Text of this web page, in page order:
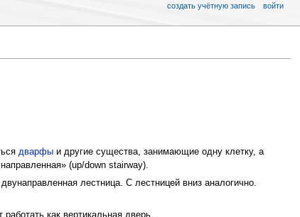
дварфыи другие существа, занимающие одну клетку, а
(up/down stairway).
лестница. С лестницей вниз аналогично.
как вертикальная дверь.
создать учётную запись войти